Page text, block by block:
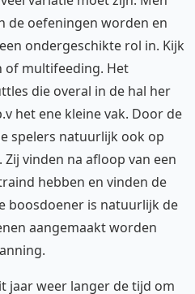
de oefeningen worden en
ondergeschikte rol in. Kijk
of multifeeding. Het
die overal in de hal her
het ene kleine vak. Door de
spelers natuurlijk ook op
vinden na afloop van een
hebben en vinden de
boosdoener is natuurlijk de
aangemaakt worden
jaar weer langer de tijd om